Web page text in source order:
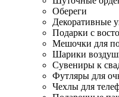
Обереги
Декоративные
Подарки с
Мешочки для
Шарики
Сувениры к
Футляры для
Чехлы для